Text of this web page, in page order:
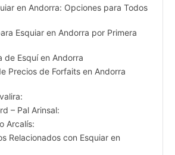
en Andorra: Opciones para Todos
Esquiar en Andorra por Primera
de Esquí en Andorra
Precios de Forfaits en Andorra
– Pal Arinsal:
Arcalís:
Relacionados con Esquiar en